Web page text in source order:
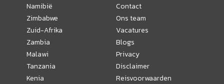
Namibië
Zimbabwe
Zuid-Afrika
Zambia
Malawi
Tanzania
Kenia
Contact
Ons team
Vacatures
Blogs
Privacy
Disclaimer
Reisvoorwaarden